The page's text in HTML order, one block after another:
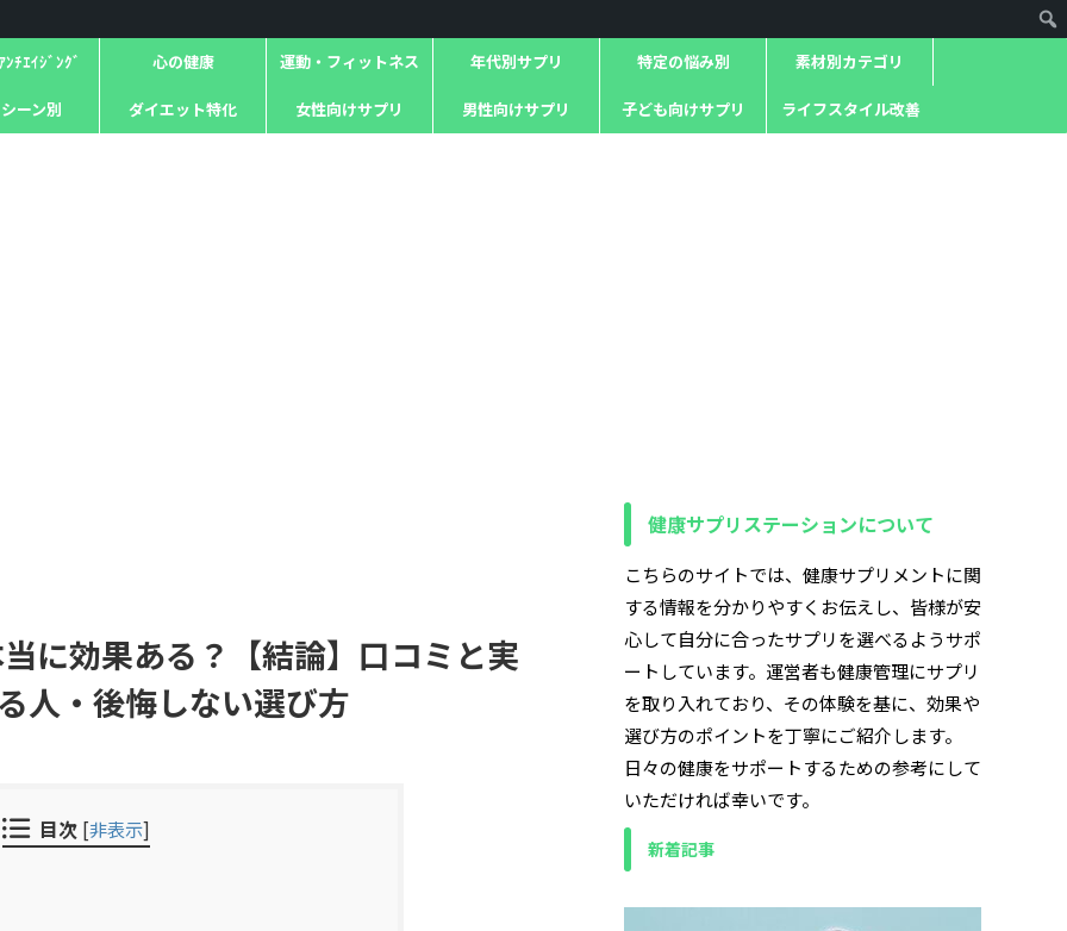
ﾁｴｲｼﾞﾝｸﾞ 心の健康 運動・フィットネス 年代別サプリ 特定の悩み別 素材別カテゴリ
ーン別 ダイエット特化 女性向けサプリ 男性向けサプリ 子ども向けサプリ ライフスタイル改善
に効果ある？【結論】口コミと実
人・後悔しない選び方
目次 [非表示]
健康サプリステーションについて
こちらのサイトでは、健康サプリメントに関
する情報を分かりやすくお伝えし、皆様が安
心して自分に合ったサプリを選べるようサポ
ートしています。運営者も健康管理にサプリ
を取り入れており、その体験を基に、効果や
選び方のポイントを丁寧にご紹介します。
日々の健康をサポートするための参考にして
いただければ幸いです。
新着記事